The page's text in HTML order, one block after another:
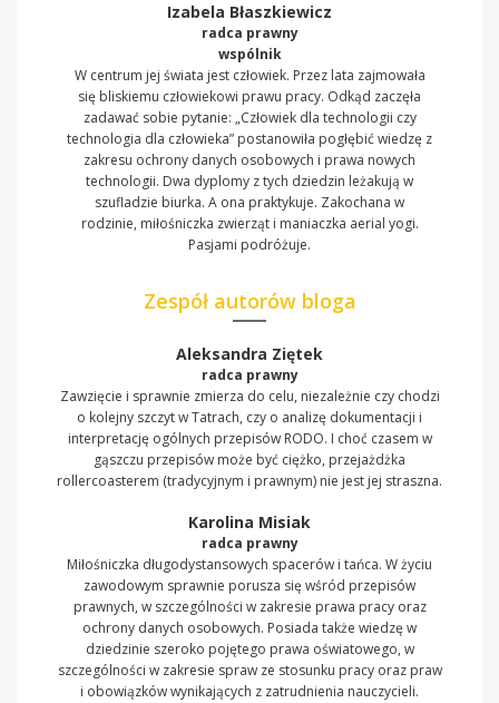
Izabela Błaszkiewicz
radca prawny
wspólnik
W centrum jej świata jest człowiek. Przez lata zajmowała
się bliskiemu człowiekowi prawu pracy. Odkąd zaczęła
zadawać sobie pytanie: „Człowiek dla technologii czy
technologia dla człowieka” postanowiła pogłębić wiedzę z
zakresu ochrony danych osobowych i prawa nowych
technologii. Dwa dyplomy z tych dziedzin leżakują w
szufladzie biurka. A ona praktykuje. Zakochana w
rodzinie, miłośniczka zwierząt i maniaczka aerial yogi.
Pasjami podróżuje.
Zespół autorów bloga
Aleksandra Ziętek
radca prawny
Zawzięcie i sprawnie zmierza do celu, niezależnie czy chodzi
o kolejny szczyt w Tatrach, czy o analizę dokumentacji i
interpretację ogólnych przepisów RODO. I choć czasem w
gąszczu przepisów może być ciężko, przejażdżka
rollercoasterem (tradycyjnym i prawnym) nie jest jej straszna.
Karolina Misiak
radca prawny
Miłośniczka długodystansowych spacerów i tańca. W życiu
zawodowym sprawnie porusza się wśród przepisów
prawnych, w szczególności w zakresie prawa pracy oraz
ochrony danych osobowych. Posiada także wiedzę w
dziedzinie szeroko pojętego prawa oświatowego, w
szczególności w zakresie spraw ze stosunku pracy oraz praw
i obowiązków wynikających z zatrudnienia nauczycieli.